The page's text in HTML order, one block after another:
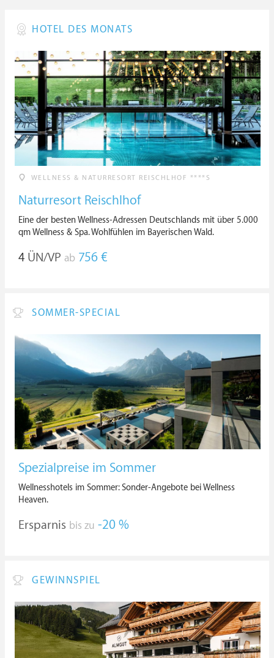
HOTEL DES MONATS
WELLNESS & NATURRESORT REISCHLHOF ****S
Naturresort Reischlhof
Eine der besten Wellness-Adressen Deutschlands mit über 5.000
qm Wellness & Spa. Wohlfühlen im Bayerischen Wald.
4 ÜN/VP ab 756 €
SOMMER-SPECIAL
Spezialpreise im Sommer
Wellnesshotels im Sommer: Sonder-Angebote bei Wellness
Heaven.
Ersparnis bis zu -20 %
GEWINNSPIEL